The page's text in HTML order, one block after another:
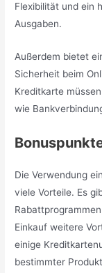
Flexibilität und ein
Ausgaben.
Außerdem bietet
Sicherheit beim
Kreditkarte
wie
Die Verwendung
viele Vorteile. Es
Einkauf weitere
einige
bestimmter